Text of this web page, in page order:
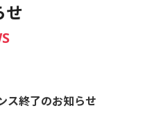
せ
ス終了のお知らせ